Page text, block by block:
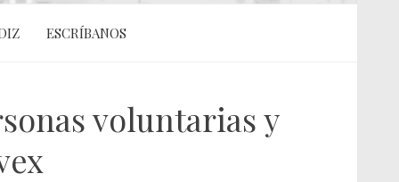
ESCRÍBANOS
voluntarias y